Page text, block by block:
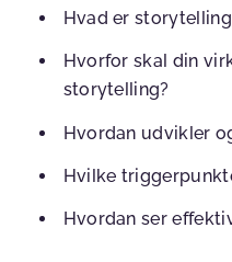
Hvad er
Hvorfor skal din
storytelling?
Hvordan udvikler
Hvilke
Hvordan ser